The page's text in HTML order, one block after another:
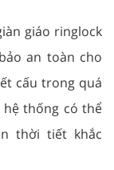
giáo ringlock
an toàn cho
cấu trong quá
hệ thống có thể
thời tiết khắc